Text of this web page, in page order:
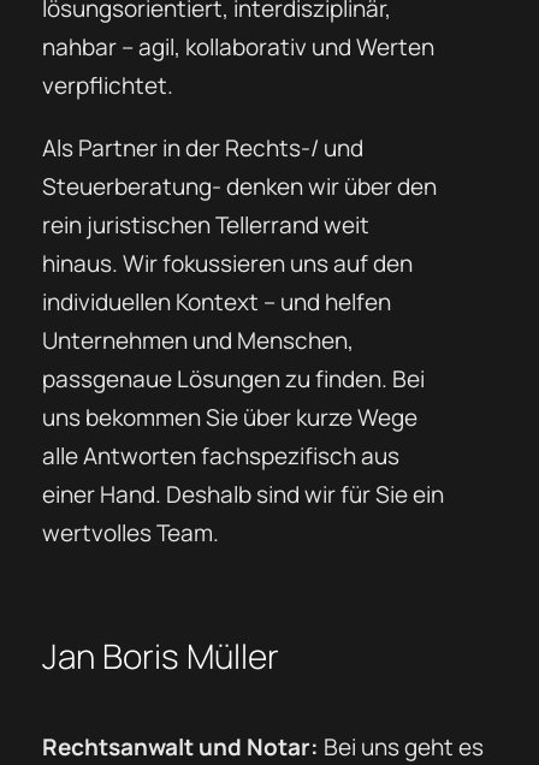
lösungsorientiert, interdisziplinär,
nahbar – agil, kollaborativ und Werten
verpflichtet.
Als Partner in der Rechts-/ und
Steuerberatung- denken wir über den
rein juristischen Tellerrand weit
hinaus. Wir fokussieren uns auf den
individuellen Kontext – und helfen
Unternehmen und Menschen,
passgenaue Lösungen zu finden. Bei
uns bekommen Sie über kurze Wege
alle Antworten fachspezifisch aus
einer Hand. Deshalb sind wir für Sie ein
wertvolles Team.
Jan Boris Müller
Rechtsanwalt und Notar: Bei uns geht es